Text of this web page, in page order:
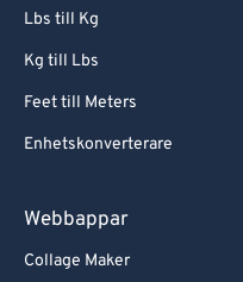
Lbs till Kg
Kg till Lbs
Feet till Meters
Enhetskonverterare
Webbappar
Collage Maker